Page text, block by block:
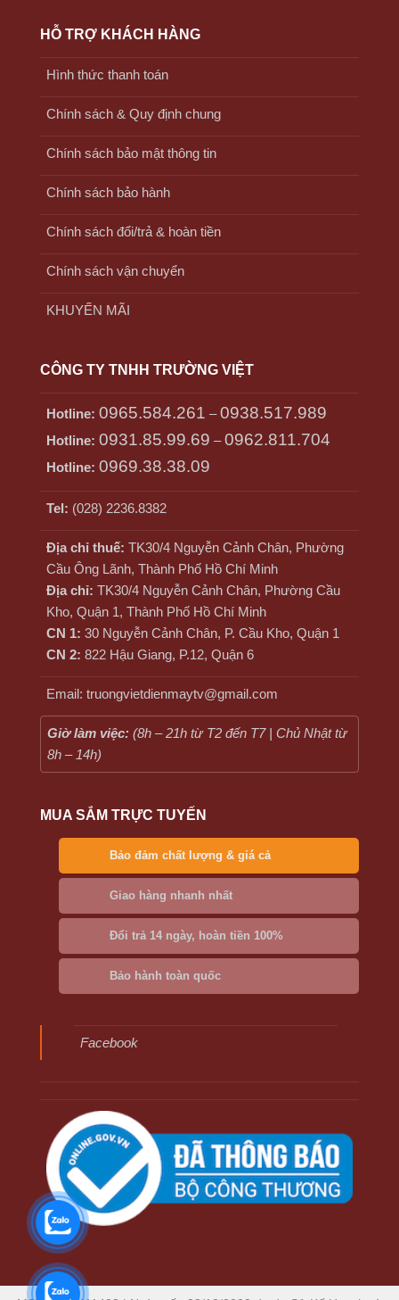
HỖ TRỢ KHÁCH HÀNG
Hình thức thanh toán
Chính sách & Quy định chung
Chính sách bảo mật thông tin
Chính sách bảo hành
Chính sách đổi/trả & hoàn tiền
Chính sách vận chuyển
KHUYẾN MÃI
CÔNG TY TNHH TRƯỜNG VIỆT
Hotline: 0965.584.261 –0938.517.989
Hotline: 0931.85.99.69 –0962.811.704
Hotline: 0969.38.38.09
Tel: (028) 2236.8382
Địa chỉ thuế: TK30/4 Nguyễn Cảnh Chân, Phường
Cầu Ông Lãnh, Thành Phố Hồ Chí Minh
Địa chỉ: TK30/4 Nguyễn Cảnh Chân, Phường Cầu
Kho, Quận 1, Thành Phố Hồ Chí Minh
CN 1: 30 Nguyễn Cảnh Chân, P. Cầu Kho, Quận 1
CN 2: 822 Hậu Giang, P.12, Quận 6
Email: truongvietdienmaytv@gmail.com
Giờ làm việc: (8h – 21h từ T2 đến T7 | Chủ Nhật từ
8h – 14h)
MUA SẮM TRỰC TUYẾN
Bảo đảm chất lượng & giá cả
Giao hàng nhanh nhất
Đổi trả 14 ngày, hoàn tiền 100%
Bảo hành toàn quốc
Facebook